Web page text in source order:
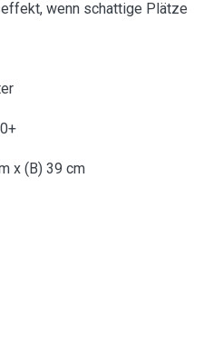
wenn schattige Plätze
x (B) 39 cm